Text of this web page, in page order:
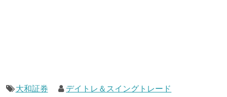
大和証券 デイトレ＆スイングトレード